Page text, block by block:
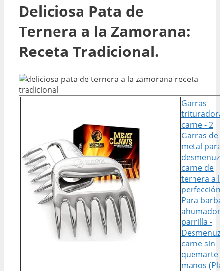
Deliciosa Pata de
Ternera a la Zamorana:
Receta Tradicional.
Garras
carne - 2
Garras de
metal
carne de
ternera a
Para
parrilla -
carne sin
quemarte
manos